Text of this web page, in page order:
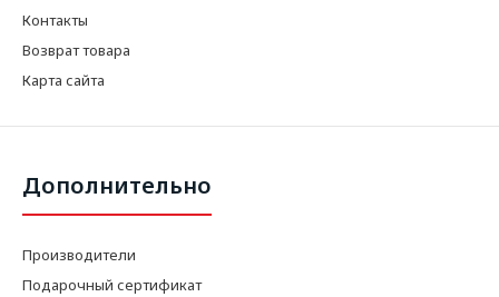
Контакты
Возврат товара
Карта сайта
Дополнительно
Производители
Подарочный сертификат